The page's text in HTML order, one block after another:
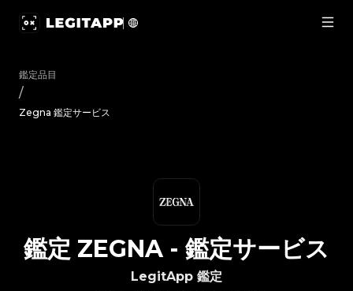
鑑定品目
/
Zegna 鑑定サービス
LegitApp 鑑定
鑑定 ZEGNA - 鑑定サービス